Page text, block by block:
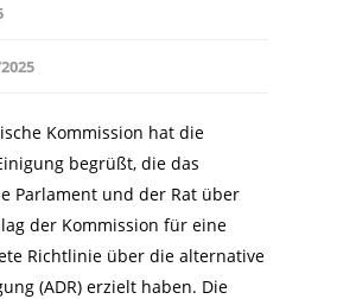
Kommission hat die
begrüßt, die das
Parlament und der Rat über
der Kommission für eine
Richtlinie über die alternative
(ADR) erzielt haben. Die